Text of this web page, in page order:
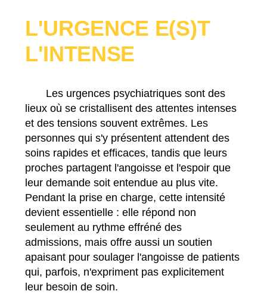
L'URGENCE E(S)T
L'INTENSE
Les urgences psychiatriques sont des
lieux où se cristallisent des attentes intenses
et des tensions souvent extrêmes. Les
personnes qui s'y présentent attendent des
soins rapides et efficaces, tandis que leurs
proches partagent l'angoisse et l'espoir que
leur demande soit entendue au plus vite.
Pendant la prise en charge, cette intensité
devient essentielle : elle répond non
seulement au rythme effréné des
admissions, mais offre aussi un soutien
apaisant pour soulager l'angoisse de patients
qui, parfois, n'expriment pas explicitement
leur besoin de soin.